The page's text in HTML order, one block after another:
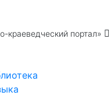
краеведческий портал»